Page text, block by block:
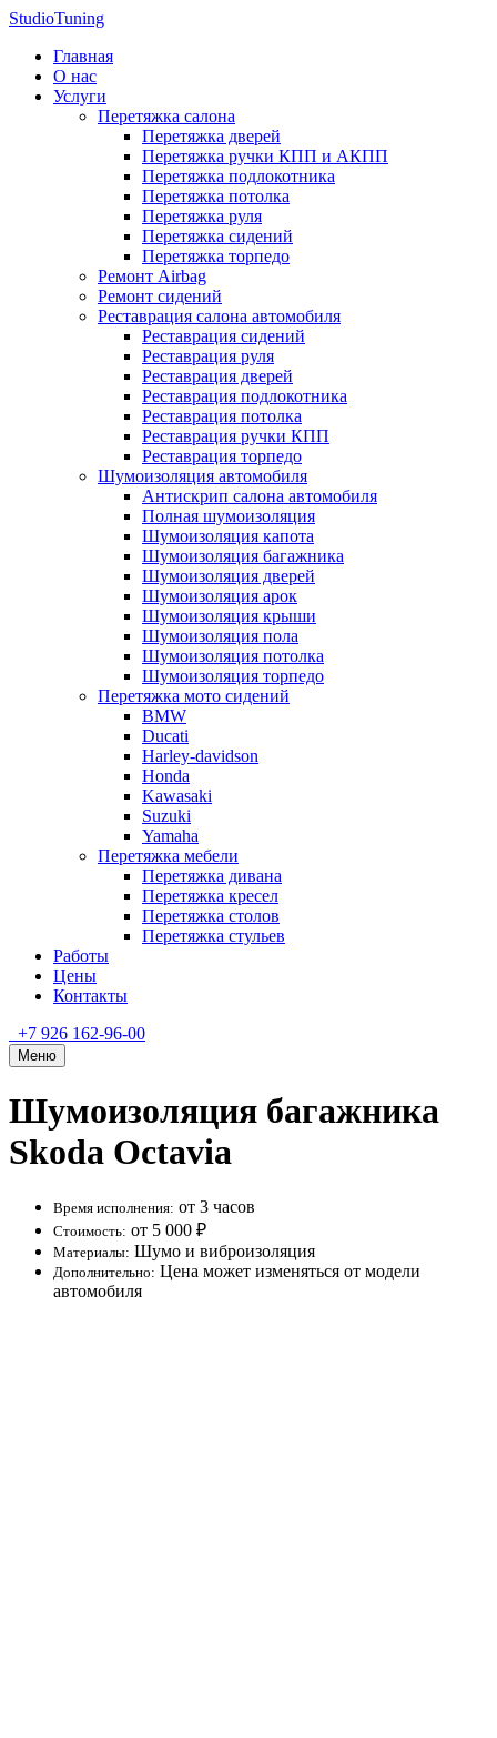
StudioTuning
Главная
О нас
Услуги
Перетяжка салона
Перетяжка дверей
Перетяжка ручки КПП и АКПП
Перетяжка подлокотника
Перетяжка потолка
Перетяжка руля
Перетяжка сидений
Перетяжка торпедо
Ремонт Airbag
Ремонт сидений
Реставрация салона автомобиля
Реставрация сидений
Реставрация руля
Реставрация дверей
Реставрация подлокотника
Реставрация потолка
Реставрация ручки КПП
Реставрация торпедо
Шумоизоляция автомобиля
Антискрип салона автомобиля
Полная шумоизоляция
Шумоизоляция капота
Шумоизоляция багажника
Шумоизоляция дверей
Шумоизоляция арок
Шумоизоляция крыши
Шумоизоляция пола
Шумоизоляция потолка
Шумоизоляция торпедо
Перетяжка мото сидений
BMW
Ducati
Harley-davidson
Honda
Kawasaki
Suzuki
Yamaha
Перетяжка мебели
Перетяжка дивана
Перетяжка кресел
Перетяжка столов
Перетяжка стульев
Работы
Цены
Контакты
+7 926 162-96-00
Меню
Шумоизоляция багажника
Skoda Octavia
Время исполнения: от 3 часов
Стоимость: от 5 000 ₽
Материалы: Шумо и виброизоляция
Дополнительно: Цена может изменяться от модели
автомобиля